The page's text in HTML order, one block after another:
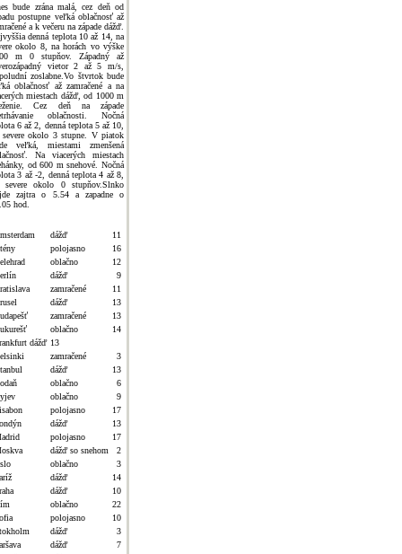
bude zrána malá, cez deň od
postupne veľká oblačnosť až
a k večeru na západe dážď.
denná teplota 10 až 14, na
okolo 8, na horách vo výške
m 0 stupňov. Západný až
vietor 2 až 5 m/s,
zoslabne.Vo štvrtok bude
oblačnosť až zamračené a na
miestach dážď, od 1000 m
Cez deň na západe
oblačnosti. Nočná
6 až 2, denná teplota 5 až 10,
severe okolo 3 stupne. V piatok
veľká, miestami zmenšená
Na viacerých miestach
od 600 m snehové. Nočná
3 až -2, denná teplota 4 až 8,
severe okolo 0 stupňov.Slnko
zajtra o 5.54 a zapadne o
hod.
dážď
11
polojasno
16
oblačno
12
dážď
9
zamračené
11
dážď
13
zamračené
13
oblačno
14
dážď 13
zamračené
3
dážď
13
oblačno
6
oblačno
9
polojasno
17
dážď
13
polojasno
17
dážď so snehom
2
oblačno
3
dážď
14
dážď
10
oblačno
22
polojasno
10
dážď
3
dážď
7